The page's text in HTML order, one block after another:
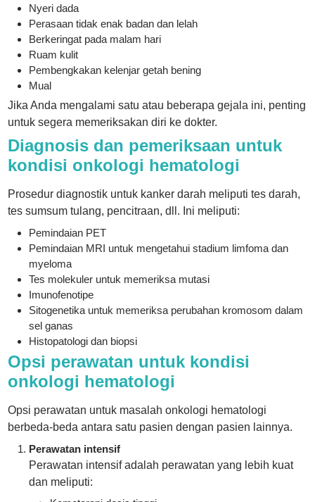
Nyeri dada
Perasaan tidak enak badan dan lelah
Berkeringat pada malam hari
Ruam kulit
Pembengkakan kelenjar getah bening
Mual
Jika Anda mengalami satu atau beberapa gejala ini, penting
untuk segera memeriksakan diri ke dokter.
Diagnosis dan pemeriksaan untuk
kondisi onkologi hematologi
Prosedur diagnostik untuk kanker darah meliputi tes darah,
tes sumsum tulang, pencitraan, dll. Ini meliputi:
Pemindaian PET
Pemindaian MRI untuk mengetahui stadium limfoma dan
myeloma
Tes molekuler untuk memeriksa mutasi
Imunofenotipe
Sitogenetika untuk memeriksa perubahan kromosom dalam
sel ganas
Histopatologi dan biopsi
Opsi perawatan untuk kondisi
onkologi hematologi
Opsi perawatan untuk masalah onkologi hematologi
berbeda-beda antara satu pasien dengan pasien lainnya.
Perawatan intensif
Perawatan intensif adalah perawatan yang lebih kuat
dan meliputi: